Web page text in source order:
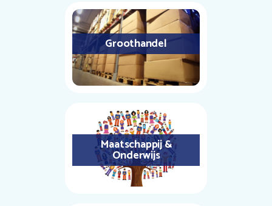
Groothandel
Maatschappij &
Onderwijs